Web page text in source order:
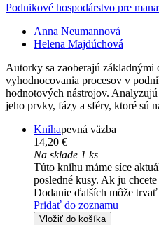
Podnikové hospodárstvo pre
Anna Neumannová
Helena Majdúchová
Autorky sa zaoberajú
vyhodnocovania procesov v
hodnotových nástrojov.
jeho prvky, fázy a sféry, ktoré sú
Knihapevná väzba
14,20 €
Na sklade 1 ks
Túto knihu máme síce
posledné kusy. Ak ju
Dodanie ďalších môže
Pridať do zoznamu
Vložiť do košíka